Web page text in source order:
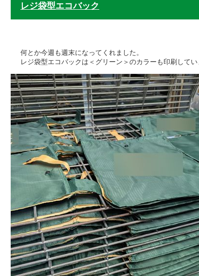
レジ袋型エコバック
何とか今週も週末になってくれました。
レジ袋型エコバックは＜グリーン＞のカラーも印刷して